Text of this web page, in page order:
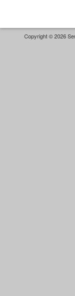
Copyright © 2026